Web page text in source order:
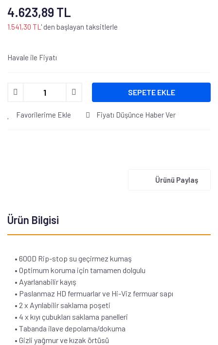
4.623,89 TL
1.541,30 TL ' den başlayan taksitlerle
Havale ile Fiyatı
SEPETE EKLE
Favorilerime Ekle Fiyatı Düşünce Haber Ver
Ürünü Paylaş
Ürün Bilgisi
• 600D Rip-stop su geçirmez kumaş
• Optimum koruma için tamamen dolgulu
• Ayarlanabilir kayış
• Paslanmaz HD fermuarlar ve Hi-Viz fermuar sapı
• 2 x Ayrılabilir saklama poşeti
• 4 x kıyı çubukları saklama panelleri
• Tabanda ilave depolama/dokuma
• Gizli yağmur ve kızak örtüsü